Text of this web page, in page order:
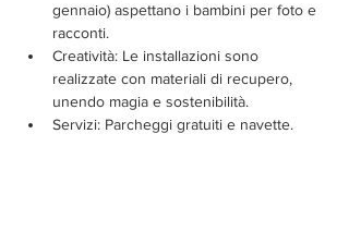
gennaio) aspettano i bambini per foto e
racconti.
Creatività: Le installazioni sono
realizzate con materiali di recupero,
unendo magia e sostenibilità.
Servizi: Parcheggi gratuiti e navette.